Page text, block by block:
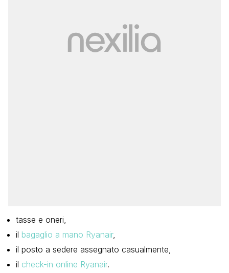
tasse e oneri,
il bagaglio a mano Ryanair,
il posto a sedere assegnato casualmente,
il check-in online Ryanair.